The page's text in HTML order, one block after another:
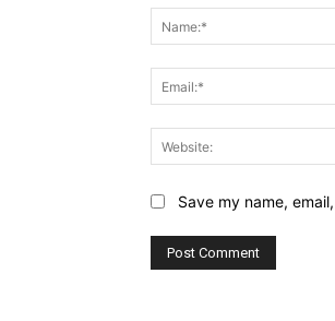
Save my name,